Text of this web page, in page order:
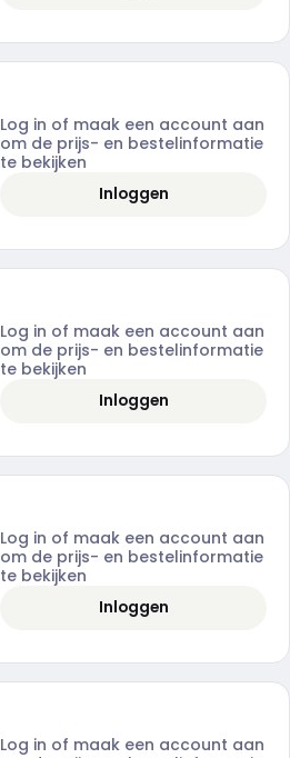
Log in of maak een account aan
om de prijs- en bestelinformatie
te bekijken
Inloggen
Log in of maak een account aan
om de prijs- en bestelinformatie
te bekijken
Inloggen
Log in of maak een account aan
om de prijs- en bestelinformatie
te bekijken
Inloggen
Log in of maak een account aan